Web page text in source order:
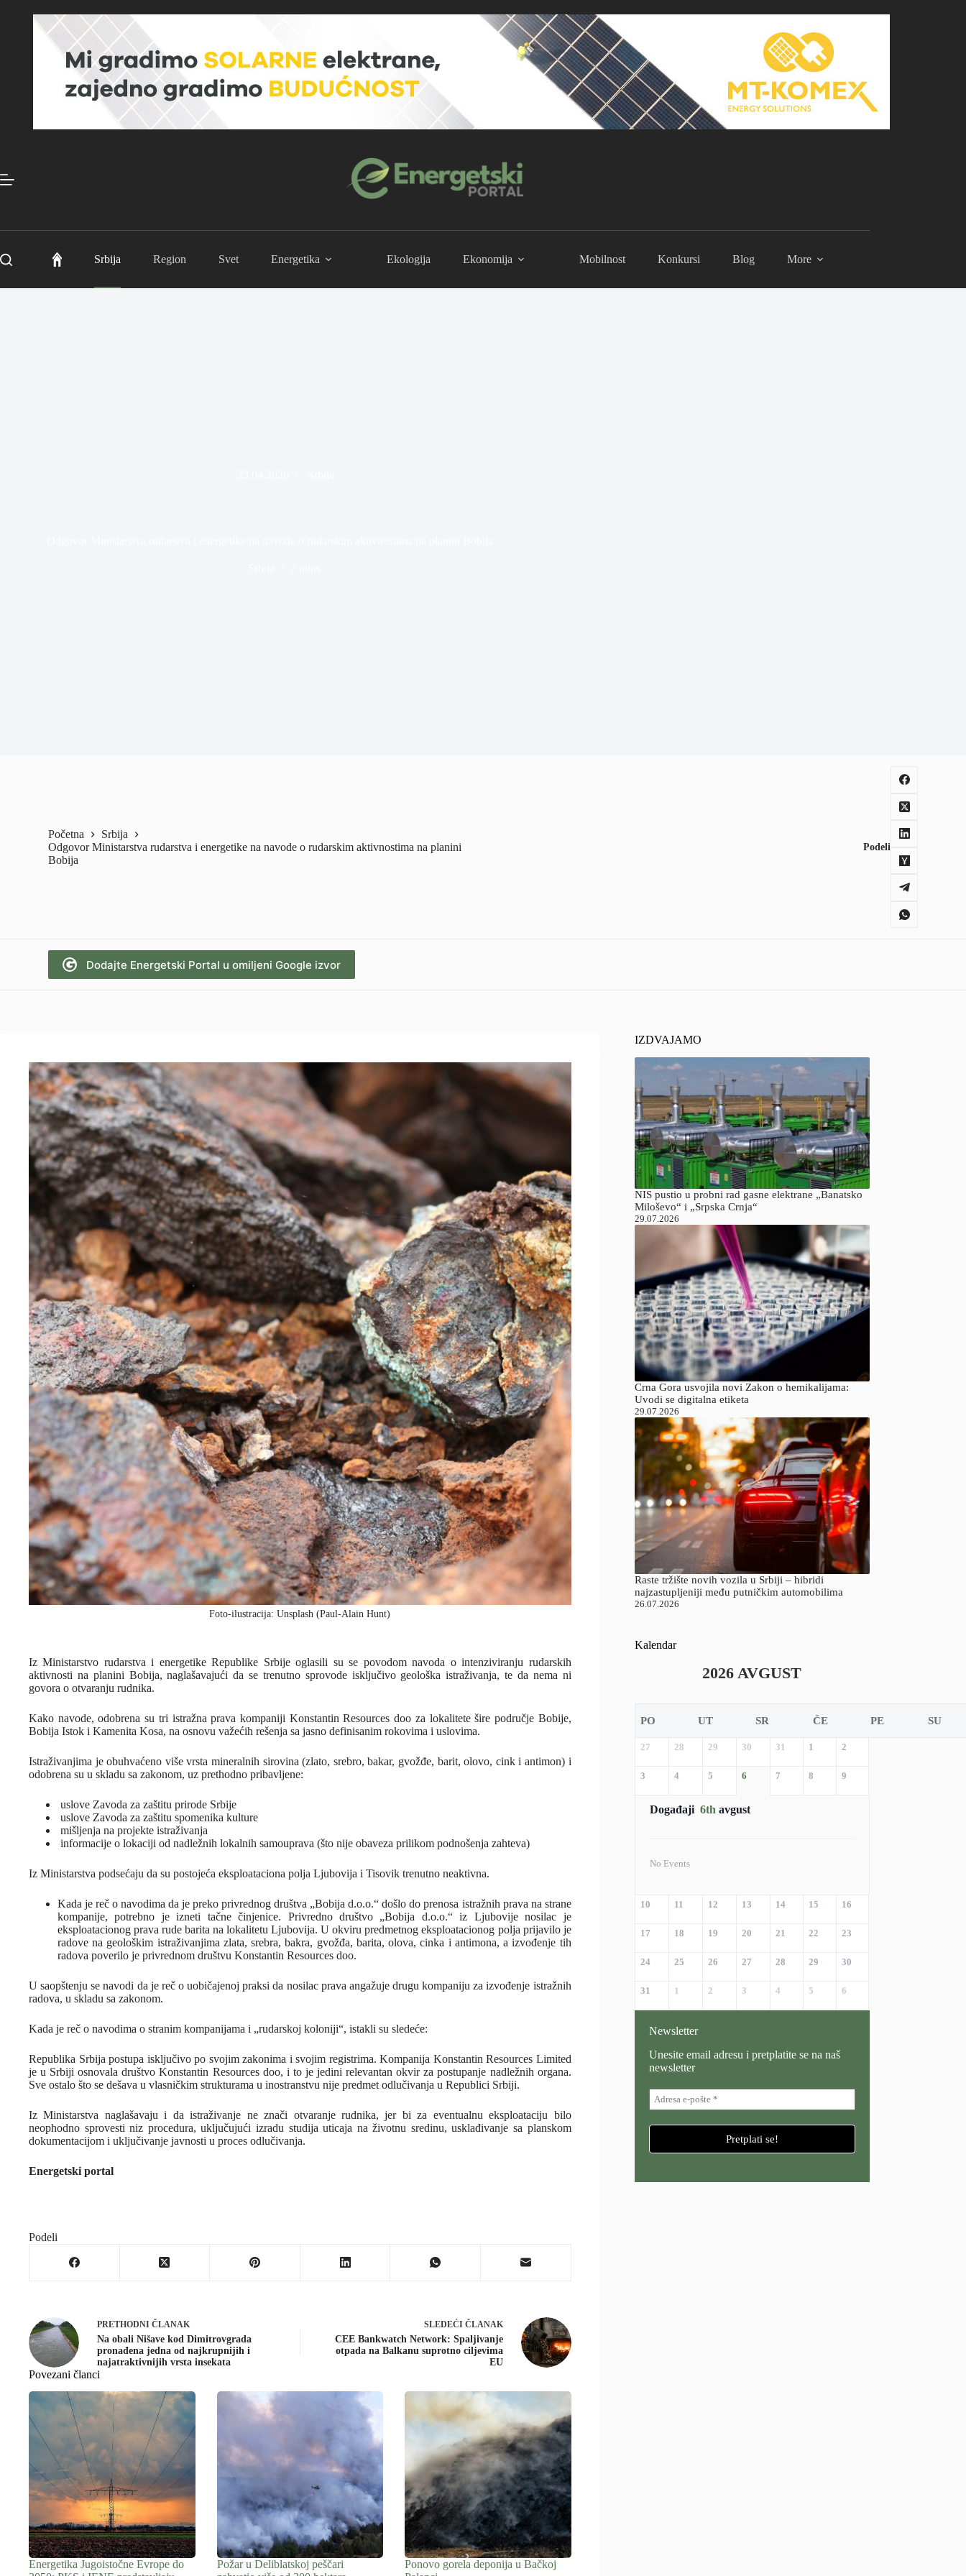
Srbija Region Svet Energetika Ekologija Ekonomija Mobilnost Konkursi Blog More
Početna
Srbija
Odgovor Ministarstva rudarstva i energetike na navode o rudarskim aktivnostima na planini
Bobija
Podeli
Dodajte Energetski Portal u omiljeni Google izvor
Foto-ilustracija: Unsplash (Paul-Alain Hunt)
Iz Ministarstvo rudarstva i energetike Republike Srbije oglasili su se povodom navoda o intenziviranju rudarskih
aktivnosti na planini Bobija, naglašavajući da se trenutno sprovode isključivo geološka istraživanja, te da nema ni
govora o otvaranju rudnika.
Kako navode, odobrena su tri istražna prava kompaniji Konstantin Resources doo za lokalitete šire područje Bobije,
Bobija Istok i Kamenita Kosa, na osnovu važećih rešenja sa jasno definisanim rokovima i uslovima.
Istraživanjima je obuhvaćeno više vrsta mineralnih sirovina (zlato, srebro, bakar, gvožđe, barit, olovo, cink i antimon) i
odobrena su u skladu sa zakonom, uz prethodno pribavljene:
⁠ ⁠uslove Zavoda za zaštitu prirode Srbije
⁠ ⁠uslove Zavoda za zaštitu spomenika kulture
⁠ ⁠mišljenja na projekte istraživanja
⁠ ⁠informacije o lokaciji od nadležnih lokalnih samouprava (što nije obaveza prilikom podnošenja zahteva)
Iz Ministarstva podsećaju da su postojeća eksploataciona polja Ljubovija i Tisovik trenutno neaktivna.
Kada je reč o navodima da je preko privrednog društva „Bobija d.o.o.“ došlo do prenosa istražnih prava na strane
kompanije, potrebno je izneti tačne činjenice. Privredno društvo „Bobija d.o.o.“ iz Ljubovije nosilac je
eksploatacionog prava rude barita na lokalitetu Ljubovija. U okviru predmetnog eksploatacionog polja prijavilo je
radove na geološkim istraživanjima zlata, srebra, bakra, gvožđa, barita, olova, cinka i antimona, a izvođenje tih
radova poverilo je privrednom društvu Konstantin Resources doo.
U saopštenju se navodi da je reč o uobičajenoj praksi da nosilac prava angažuje drugu kompaniju za izvođenje istražnih
radova, u skladu sa zakonom.
Kada je reč o navodima o stranim kompanijama i „rudarskoj koloniji“, istakli su sledeće:
Republika Srbija postupa isključivo po svojim zakonima i svojim registrima. Kompanija Konstantin Resources Limited
je u Srbiji osnovala društvo Konstantin Resources doo, i to je jedini relevantan okvir za postupanje nadležnih organa.
Sve ostalo što se dešava u vlasničkim strukturama u inostranstvu nije predmet odlučivanja u Republici Srbiji.
Iz Ministarstva naglašavaju i da istraživanje ne znači otvaranje rudnika, jer bi za eventualnu eksploataciju bilo
neophodno sprovesti niz procedura, uključujući izradu studija uticaja na životnu sredinu, usklađivanje sa planskom
dokumentacijom i uključivanje javnosti u proces odlučivanja.
Energetski portal
Podeli
PRETHODNI ČLANAK
Na obali Nišave kod Dimitrovgrada
pronađena jedna od najkrupnijih i
najatraktivnijih vrsta insekata
SLEDEĆI ČLANAK
CEE Bankwatch Network: Spaljivanje
otpada na Balkanu suprotno ciljevima
EU
Povezani članci
Energetika Jugoistočne Evrope do
Požar u Deliblatskoj peščari
Ponovo gorela deponija u Bačkoj
IZDVAJAMO
NIS pustio u probni rad gasne elektrane „Banatsko
Miloševo“ i „Srpska Crnja“
29.07.2026
Crna Gora usvojila novi Zakon o hemikalijama:
Uvodi se digitalna etiketa
29.07.2026
Raste tržište novih vozila u Srbiji – hibridi
najzastupljeniji među putničkim automobilima
26.07.2026
Kalendar
2026 AVGUST
PO UT SR ČE PE SU
27 28 29 30 31 1 2
3 4 5 6 7 8 9
Događaji 6th avgust
No Events
10 11 12 13 14 15 16
17 18 19 20 21 22 23
24 25 26 27 28 29 30
31 1 2 3 4 5 6
Newsletter
Unesite email adresu i pretplatite se na naš
newsletter